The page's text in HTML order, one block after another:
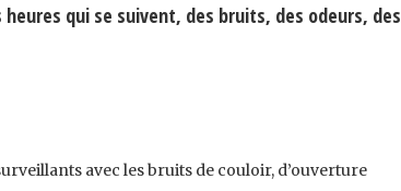
qui se suivent, des bruits, des odeurs, des
avec les bruits de couloir, d’ouverture